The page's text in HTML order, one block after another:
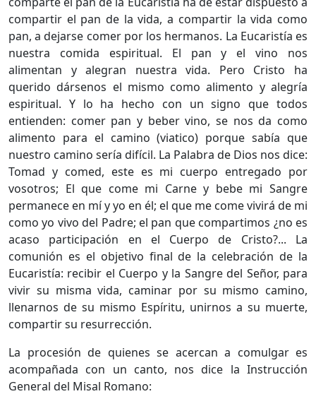
compartir el pan de la vida, a compartir la vida como
pan, a dejarse comer por los hermanos. La Eucaristía es
nuestra comida espiritual. El pan y el vino nos
alimentan y alegran nuestra vida. Pero Cristo ha
querido dársenos el mismo como alimento y alegría
espiritual. Y lo ha hecho con un signo que todos
entienden: comer pan y beber vino, se nos da como
alimento para el camino (viatico) porque sabía que
nuestro camino sería difícil. La Palabra de Dios nos dice:
Tomad y comed, este es mi cuerpo entregado por
vosotros; El que come mi Carne y bebe mi Sangre
permanece en mí y yo en él; el que me come vivirá de mi
como yo vivo del Padre; el pan que compartimos ¿no es
acaso participación en el Cuerpo de Cristo?... La
comunión es el objetivo final de la celebración de la
Eucaristía: recibir el Cuerpo y la Sangre del Señor, para
vivir su misma vida, caminar por su mismo camino,
llenarnos de su mismo Espíritu, unirnos a su muerte,
compartir su resurrección.
La procesión de quienes se acercan a comulgar es
acompañada con un canto, nos dice la Instrucción
General del Misal Romano: